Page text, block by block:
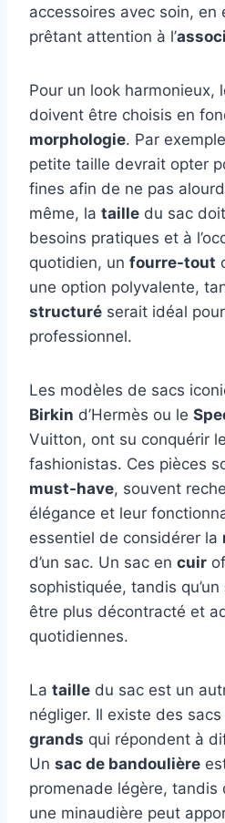
accessoires avec soin, en
prêtant attention à l’
Pour un look harmonieux,
doivent être choisis en
morphologie. Par
petite taille devrait opter
fines afin de ne pas
même, la taille du sac
besoins pratiques et à
quotidien, un fourre-tout
une option polyvalente,
structuré serait idéal
professionnel.
Les modèles de sacs
Birkin d’Hermès ou le
Vuitton, ont su conquérir
fashionistas. Ces pièces
must-have, souvent
élégance et leur
essentiel de considérer la
d’un sac. Un sac en cuir
sophistiquée, tandis qu’un
être plus décontracté et
quotidiennes.
La taille du sac est un
négliger. Il existe des sacs
grands qui répondent à
Un sac de bandoulière
promenade légère, tandis
une minaudière peut